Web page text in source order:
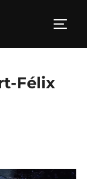
Félix